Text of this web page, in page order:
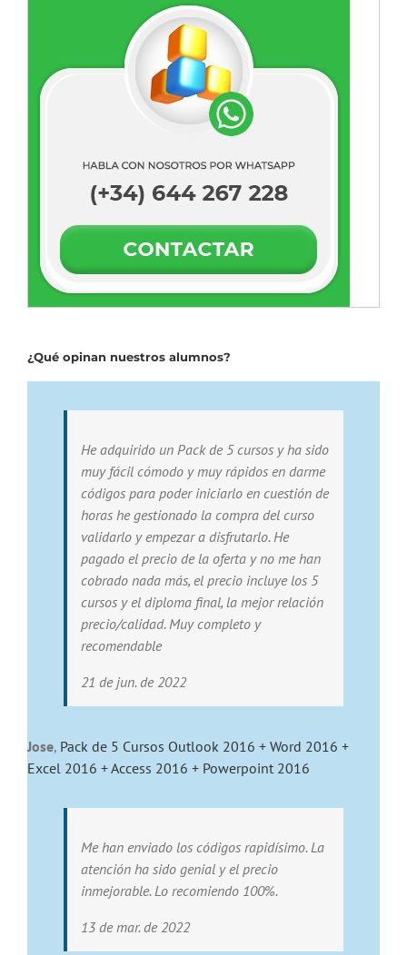
¿Qué opinan nuestros alumnos?
He adquirido un Pack de 5 cursos y ha sido
muy fácil cómodo y muy rápidos en darme
códigos para poder iniciarlo en cuestión de
horas he gestionado la compra del curso
validarlo y empezar a disfrutarlo. He
pagado el precio de la oferta y no me han
cobrado nada más, el precio incluye los 5
cursos y el diploma final, la mejor relación
precio/calidad. Muy completo y
recomendable
21 de jun. de 2022
Jose, Pack de 5 Cursos Outlook 2016 + Word 2016 +
Excel 2016 + Access 2016 + Powerpoint 2016
Me han enviado los códigos rapidísimo. La
atención ha sido genial y el precio
inmejorable. Lo recomiendo 100%.
13 de mar. de 2022